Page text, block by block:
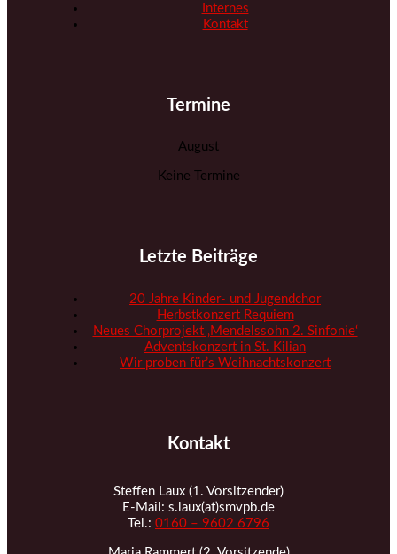
Internes
Kontakt
Termine
August
Keine Termine
Letzte Beiträge
20 Jahre Kinder- und Jugendchor
Herbstkonzert Requiem
Neues Chorprojekt ‚Mendelssohn 2. Sinfonie‘
Adventskonzert in St. Kilian
Wir proben für’s Weihnachtskonzert
Kontakt
Steffen Laux (1. Vorsitzender)
E-Mail: s.laux(at)smvpb.de
Tel.: 0160 – 9602 6796